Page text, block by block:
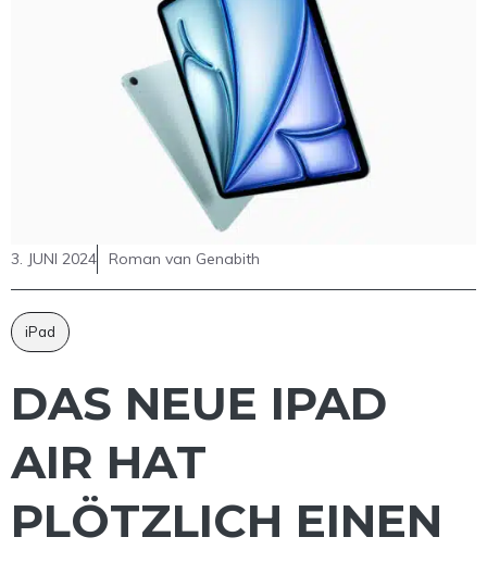
3. JUNI 2024 Roman van Genabith
iPad
DAS NEUE IPAD
AIR HAT
PLÖTZLICH EINEN